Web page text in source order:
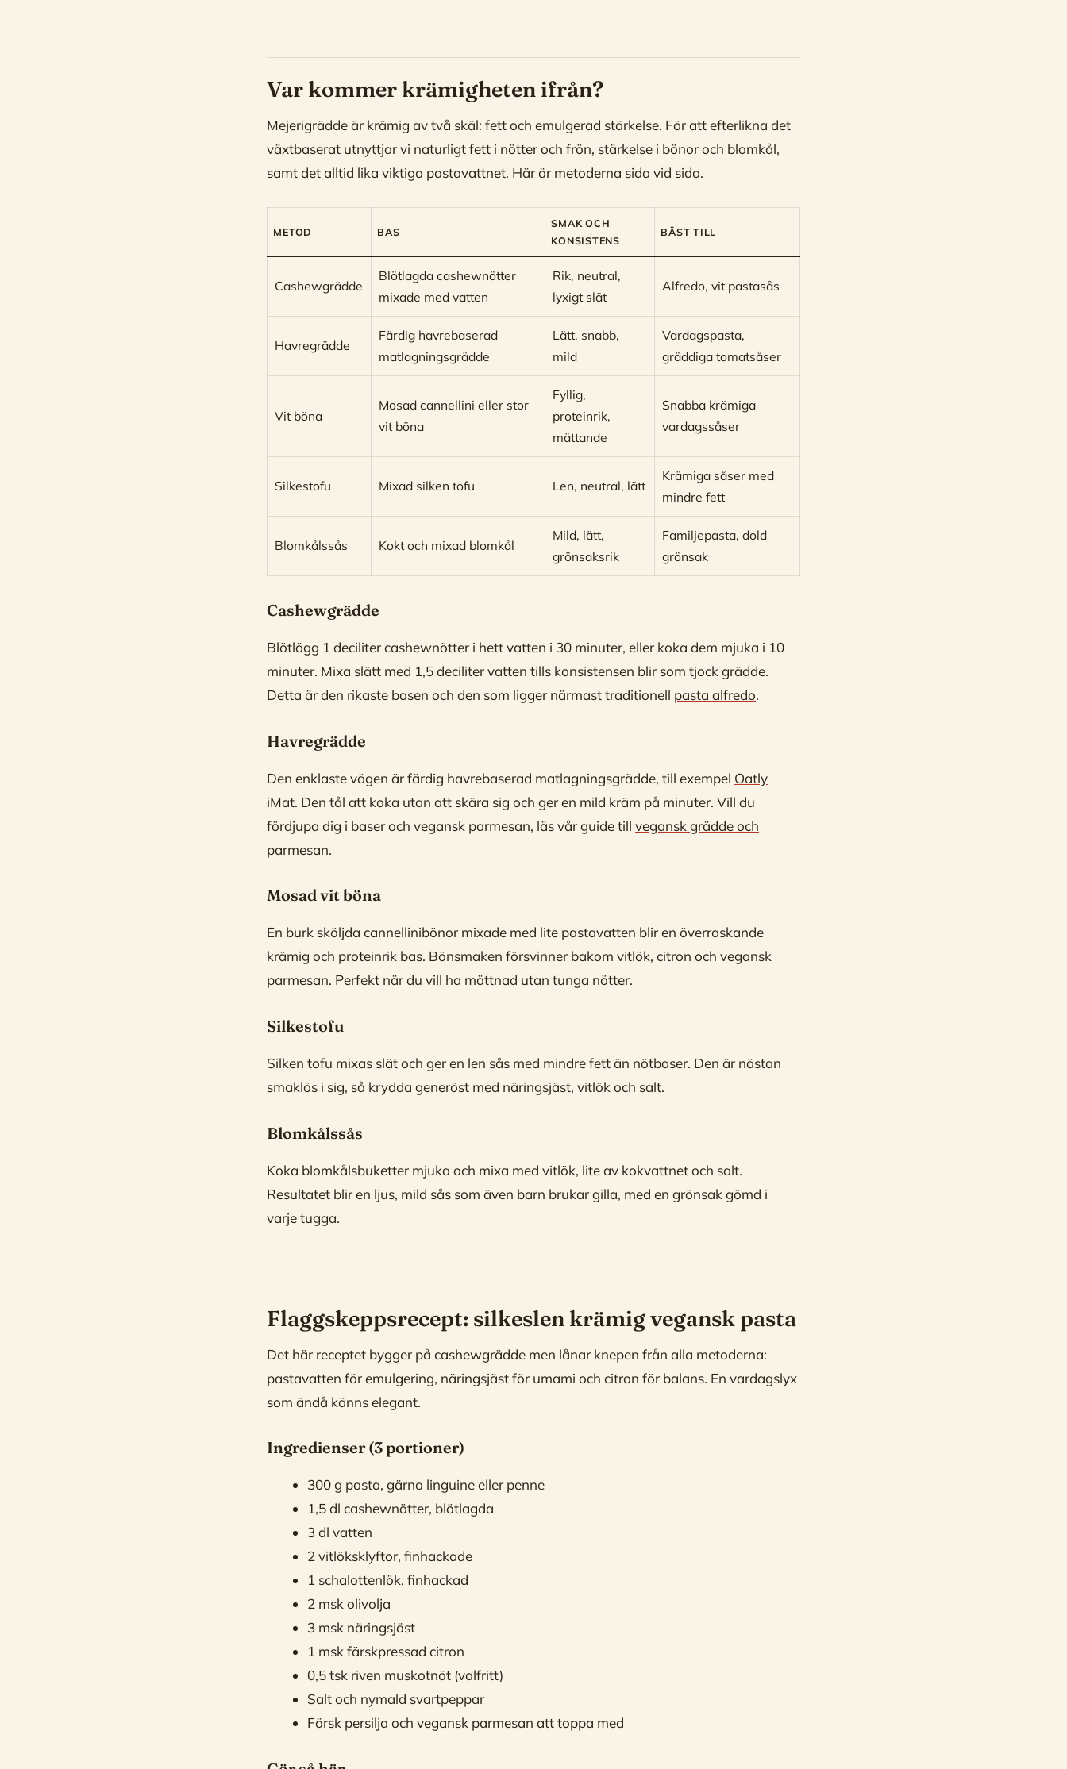
Var kommer krämigheten ifrån?
Mejerigrädde är krämig av två skäl: fett och emulgerad stärkelse. För att efterlikna det
växtbaserat utnyttjar vi naturligt fett i nötter och frön, stärkelse i bönor och blomkål,
samt det alltid lika viktiga pastavattnet. Här är metoderna sida vid sida.
METOD BAS
SMAK OCH
KONSISTENS
BÄST TILL
Cashewgrädde
Blötlagda cashewnötter
mixade med vatten
Rik, neutral,
lyxigt slät
Alfredo, vit pastasås
Havregrädde
Färdig havrebaserad
matlagningsgrädde
Lätt, snabb,
mild
Vardagspasta,
gräddiga tomatsåser
Vit böna
Mosad cannellini eller stor
vit böna
Fyllig,
proteinrik,
mättande
Snabba krämiga
vardagssåser
Silkestofu Mixad silken tofu Len, neutral, lätt
Krämiga såser med
mindre fett
Blomkålssås Kokt och mixad blomkål
Mild, lätt,
grönsaksrik
Familjepasta, dold
grönsak
Cashewgrädde
Blötlägg 1 deciliter cashewnötter i hett vatten i 30 minuter, eller koka dem mjuka i 10
minuter. Mixa slätt med 1,5 deciliter vatten tills konsistensen blir som tjock grädde.
Detta är den rikaste basen och den som ligger närmast traditionell pasta alfredo.
Havregrädde
Den enklaste vägen är färdig havrebaserad matlagningsgrädde, till exempel Oatly
iMat. Den tål att koka utan att skära sig och ger en mild kräm på minuter. Vill du
fördjupa dig i baser och vegansk parmesan, läs vår guide till vegansk grädde och
parmesan.
Mosad vit böna
En burk sköljda cannellinibönor mixade med lite pastavatten blir en överraskande
krämig och proteinrik bas. Bönsmaken försvinner bakom vitlök, citron och vegansk
parmesan. Perfekt när du vill ha mättnad utan tunga nötter.
Silkestofu
Silken tofu mixas slät och ger en len sås med mindre fett än nötbaser. Den är nästan
smaklös i sig, så krydda generöst med näringsjäst, vitlök och salt.
Blomkålssås
Koka blomkålsbuketter mjuka och mixa med vitlök, lite av kokvattnet och salt.
Resultatet blir en ljus, mild sås som även barn brukar gilla, med en grönsak gömd i
varje tugga.
Flaggskeppsrecept: silkeslen krämig vegansk pasta
Det här receptet bygger på cashewgrädde men lånar knepen från alla metoderna:
pastavatten för emulgering, näringsjäst för umami och citron för balans. En vardagslyx
som ändå känns elegant.
Ingredienser (3 portioner)
300 g pasta, gärna linguine eller penne
1,5 dl cashewnötter, blötlagda
3 dl vatten
2 vitlöksklyftor, finhackade
1 schalottenlök, finhackad
2 msk olivolja
3 msk näringsjäst
1 msk färskpressad citron
0,5 tsk riven muskotnöt (valfritt)
Salt och nymald svartpeppar
Färsk persilja och vegansk parmesan att toppa med